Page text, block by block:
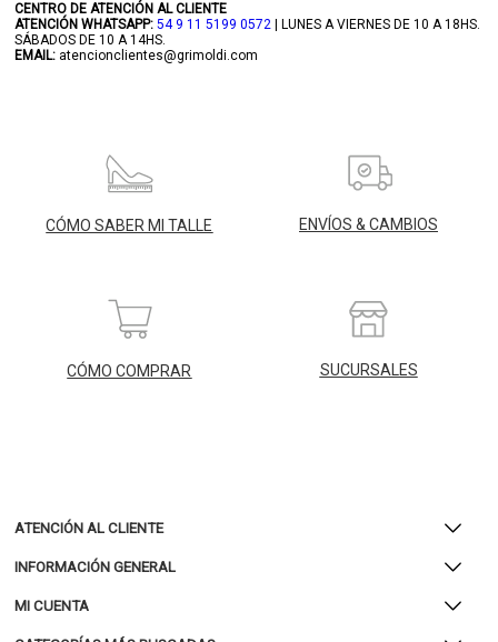
CENTRO DE ATENCIÓN AL CLIENTE
ATENCIÓN WHATSAPP: 54 9 11 5199 0572 | LUNES A VIERNES DE 10 A 18HS.
SÁBADOS DE 10 A 14HS.
EMAIL: atencionclientes@grimoldi.com
CÓMO SABER MI TALLE ENVÍOS & CAMBIOS
CÓMO COMPRAR SUCURSALES
ATENCIÓN AL CLIENTE
INFORMACIÓN GENERAL
MI CUENTA